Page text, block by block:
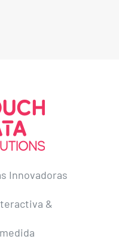
Innovadoras
&